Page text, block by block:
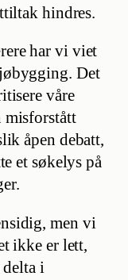
hindres.
har vi viet
Det
våre
misforstått
åpen debatt,
et søkelys på
men vi
ikke er lett,
i